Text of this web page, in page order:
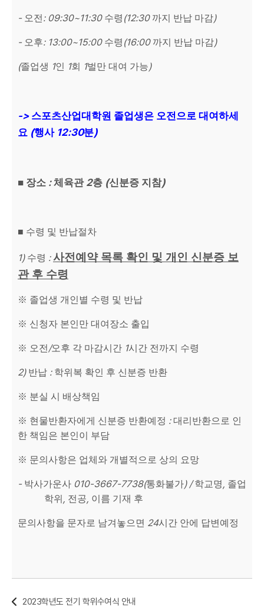
- 오전 : 09:30~11:30 수령 (12:30 까지 반납 마감)
- 오후: 13:00~15:00 수령 (16:00 까지 반납 마감)
(졸업생 1인 1회 1벌만 대여 가능)
-> 스포츠산업대학원 졸업생은 오전으로 대여하세
요 (행사 12:30분)
■ 장소 :체육관 2층 (신분증 지참)
■ 수령 및 반납절차
1) 수령 :사전예약 목록 확인 및 개인 신분증 보
관 후 수령
※ 졸업생 개인별 수령 및 반납
※ 신청자 본인만 대여장소 출입
※ 오전 /오후 각 마감시간 1시간 전까지 수령
2) 반납 : 학위복 확인 후 신분증 반환
※ 분실 시 배상책임
※ 현물반환자에게 신분증 반환예정 :대리반환으로 인
한 책임은 본인이 부담
※ 문의사항은 업체와 개별적으로 상의 요망
- 박사가운사 010-3667-7738(통화불가) /학교명, 졸업
학위 , 전공, 이름 기재 후
문의사항을 문자로 남겨놓으면 24시간 안에 답변예정
2023학년도 전기 학위수여식 안내